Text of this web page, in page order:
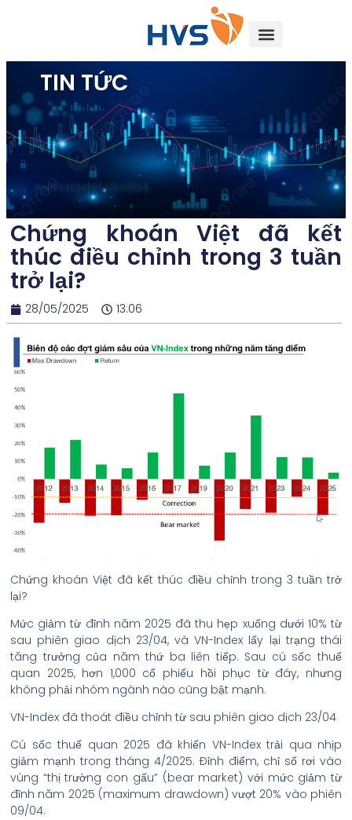
TIN TỨC
Chứng khoán Việt đã kết
thúc điều chỉnh trong 3 tuần
trở lại?
28/05/2025 13:06
Chứng khoán Việt đã kết thúc điều chỉnh trong 3 tuần trở
lại?
Mức giảm từ đỉnh năm 2025 đã thu hẹp xuống dưới 10% từ
sau phiên giao dịch 23/04, và VN-Index lấy lại trạng thái
tăng trưởng của năm thứ ba liên tiếp. Sau cú sốc thuế
quan 2025, hơn 1,000 cổ phiếu hồi phục từ đáy, nhưng
không phải nhóm ngành nào cũng bật mạnh.
VN-Index đã thoát điều chỉnh từ sau phiên giao dịch 23/04
Cú sốc thuế quan 2025 đã khiến VN-Index trải qua nhịp
giảm mạnh trong tháng 4/2025. Đỉnh điểm, chỉ số rơi vào
vùng “thị trường con gấu” (bear market) với mức giảm từ
đỉnh năm 2025 (maximum drawdown) vượt 20% vào phiên
09/04.